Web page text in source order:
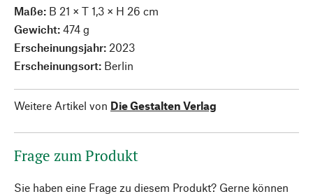
Maße: B 21 × T 1,3 × H 26 cm
Gewicht: 474 g
Erscheinungsjahr: 2023
Erscheinungsort: Berlin
Weitere Artikel von Die Gestalten Verlag
Frage zum Produkt
Sie haben eine Frage zu diesem Produkt? Gerne können